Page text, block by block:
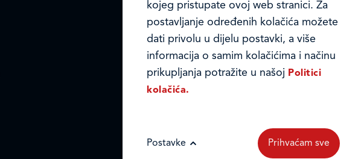
kojeg pristupate ovoj web stranici. Za
postavljanje određenih kolačića možete
dati privolu u dijelu postavki, a više
informacija o samim kolačićima i načinu
prikupljanja potražite u našoj Politici
kolačića.
IZABERITE KOLAČIĆE NA STRANICI
Omogućite ili onemogućite web-
stranici upotrebu funkcionalnih i/ili
reklamnih kolačića opisanih u nastavku:
Postavke Prihvaćam sve